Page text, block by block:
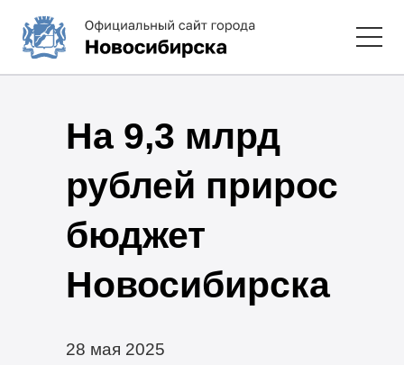
На 9,3 млрд
рублей прирос
бюджет
Новосибирска
28 мая 2025